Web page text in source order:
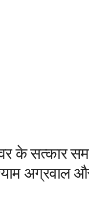
के सत्कार
अग्रवाल